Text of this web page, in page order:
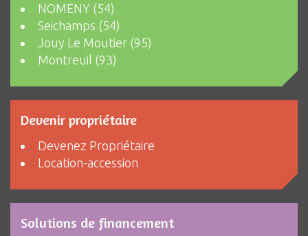
NOMENY (54)
Seichamps (54)
Jouy Le Moutier (95)
Montreuil (93)
Devenir propriétaire
Devenez Propriétaire
Location-accession
Solutions de financement